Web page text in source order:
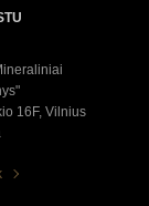
16F, Vilnius